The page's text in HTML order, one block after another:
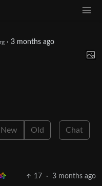
· 3 months ago
New Old Chat
17 · 3 months ago